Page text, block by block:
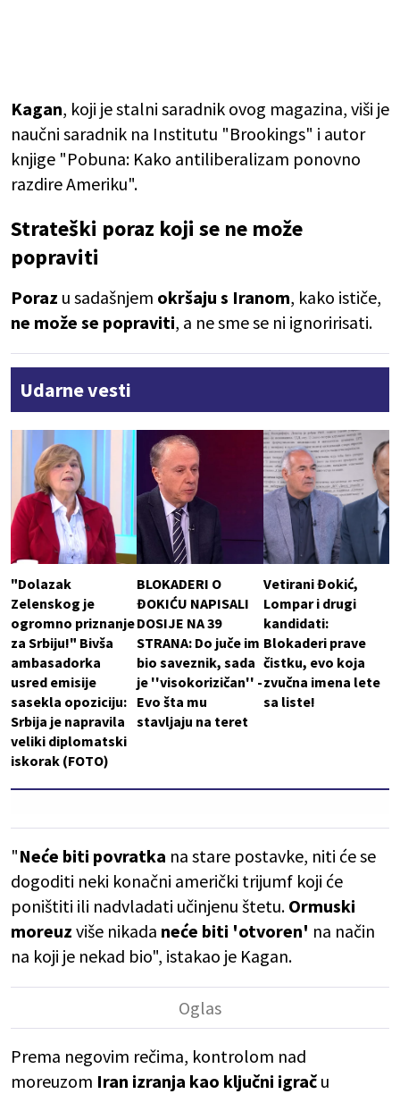
Kagan, koji je stalni saradnik ovog magazina, viši je
naučni saradnik na Institutu "Brookings" i autor
knjige "Pobuna: Kako antiliberalizam ponovno
razdire Ameriku".
Strateški poraz koji se ne može
popraviti
Poraz u sadašnjem okršaju s Iranom, kako ističe,
ne može se popraviti, a ne sme se ni ignoririsati.
Udarne vesti
"Dolazak
Zelenskog je
ogromno priznanje
za Srbiju!" Bivša
ambasadorka
usred emisije
sasekla opoziciju:
Srbija je napravila
veliki diplomatski
iskorak (FOTO)
BLOKADERI O
ĐOKIĆU NAPISALI
DOSIJE NA 39
STRANA: Do juče im
bio saveznik, sada
je ''visokorizičan'' -
Evo šta mu
stavljaju na teret
Vetirani Đokić,
Lompar i drugi
kandidati:
Blokaderi prave
čistku, evo koja
zvučna imena lete
sa liste!
"Neće biti povratka na stare postavke, niti će se
dogoditi neki konačni američki trijumf koji će
poništiti ili nadvladati učinjenu štetu. Ormuski
moreuz više nikada neće biti 'otvoren' na način
na koji je nekad bio", istakao je Kagan.
Prema negovim rečima, kontrolom nad
moreuzom Iran izranja kao ključni igrač u